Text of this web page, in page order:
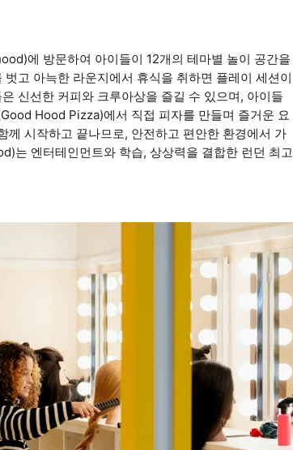
에 방문하여 아이들이 12개의 테마별 놀이 공간을
고 아늑한 라운지에서 휴식을 취하면 플레이 세션이
신선한 커피와 크루아상을 즐길 수 있으며, 아이들
Hood Pizza)에서 직접 피자를 만들며 즐거운 요
시작하고 끝나므로, 안전하고 편안한 환경에서 가
는 엔터테인먼트와 학습, 상상력을 결합한 런던 최고